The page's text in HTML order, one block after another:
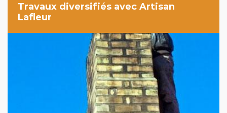
Travaux diversifiés avec Artisan
Lafleur